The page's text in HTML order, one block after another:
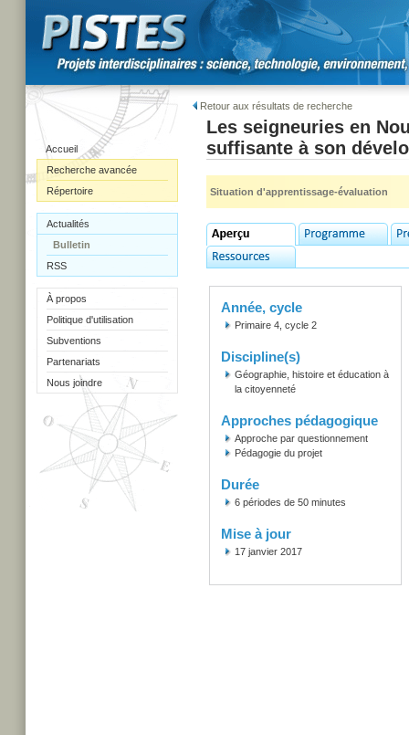
Accueil
Recherche avancée
Répertoire
Actualités
Bulletin
RSS
À propos
Politique d'utilisation
Subventions
Partenariats
Nous joindre
Retour aux résultats de recherche
Les seigneuries en
suffisante à son
Situation d'apprentissage-évaluation
Année, cycle
Primaire 4, cycle 2
Discipline(s)
Géographie, histoire et éducation à
la citoyenneté
Approches pédagogique
Approche par questionnement
Pédagogie du projet
Durée
6 périodes de 50 minutes
Mise à jour
17 janvier 2017